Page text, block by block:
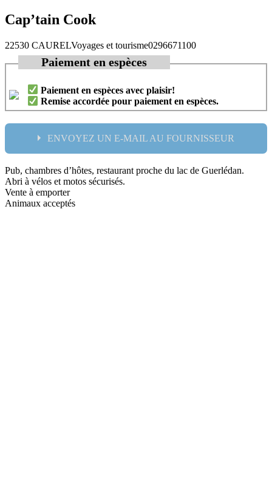
Cap’tain Cook
22530 CAURELVoyages et tourisme0296671100
Paiement en espèces
Paiement en espèces avec plaisir!
Remise accordée pour paiement en espèces.
ENVOYEZ UN E-MAIL AU FOURNISSEUR
Nom:
email:
Pub, chambres d’hôtes, restaurant proche du lac de Guerlédan.
Abri à vélos et motos sécurisés.
Vente à emporter
Animaux acceptés